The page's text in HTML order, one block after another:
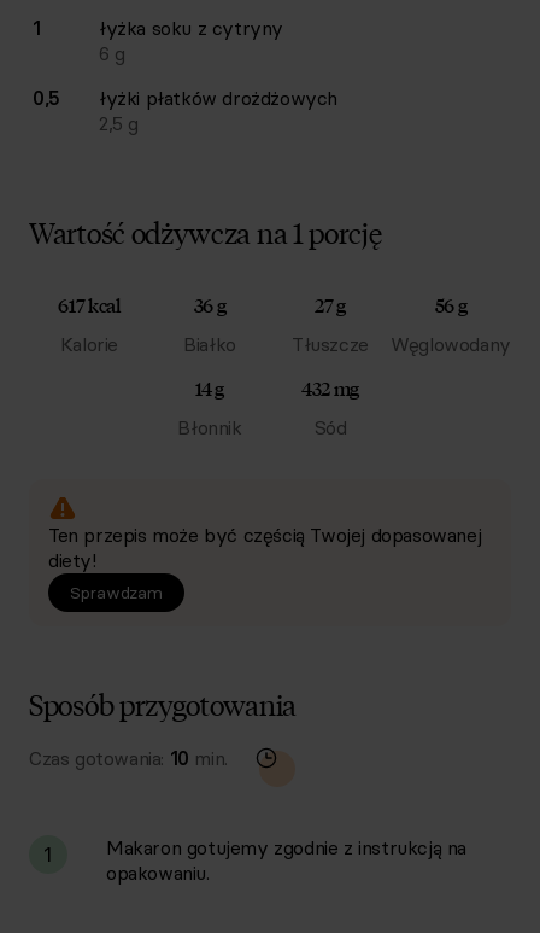
1 łyżka soku z cytryny
6 g
0,5
łyżki płatków drożdżowych
2,5 g
Wartość odżywcza na 1 porcję
617 kcal
Kalorie
36 g
Białko
27 g
Tłuszcze
56 g
Węglowodany
14 g
Błonnik
432 mg
Sód
Ten przepis może być częścią Twojej dopasowanej
diety!
Sprawdzam
Sposób przygotowania
Czas gotowania: 10 min.
1
Makaron gotujemy zgodnie z instrukcją na
opakowaniu.